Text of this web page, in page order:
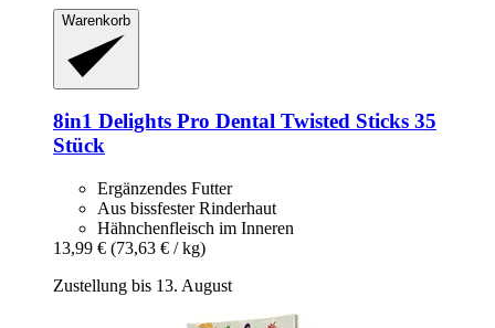
Warenkorb
8in1 Delights Pro Dental Twisted Sticks 35
Stück
Ergänzendes Futter
Aus bissfester Rinderhaut
Hähnchenfleisch im Inneren
13,99 € (73,63 € / kg)
Zustellung bis 13. August